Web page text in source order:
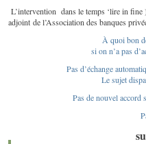
L’intervention dans le temps ‘lire in fine
adjoint de l’Association des banques
À quoi bon
si on n’a pas
Pas d’échange
Le sujet
Pas de nouvel accord